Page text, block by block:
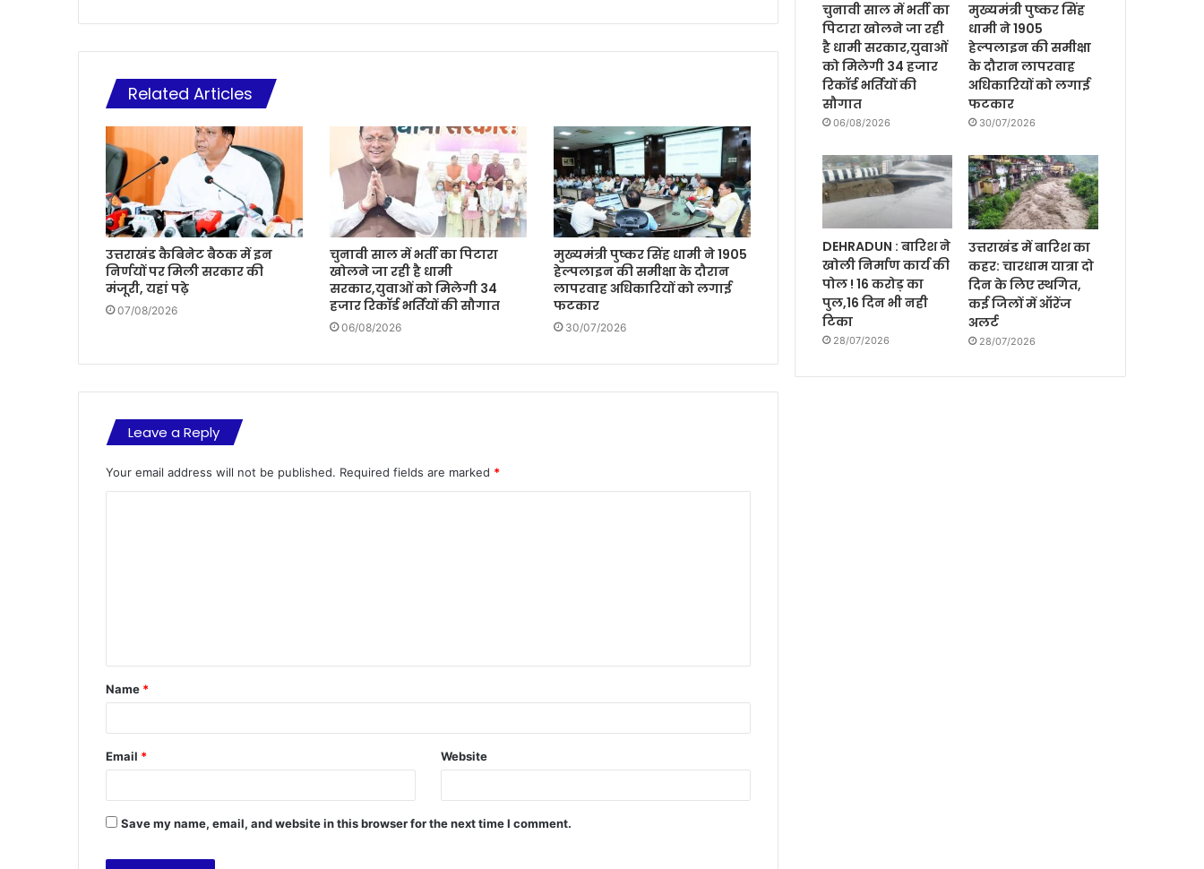
Related Articles
उत्तराखंड कैबिनेट बैठक में इन
निर्णयों पर मिली सरकार की
मंजूरी, यहां पढ़े
07/08/2026
चुनावी साल में भर्ती का पिटारा
खोलने जा रही है धामी
सरकार,युवाओं को मिलेगी 34
हजार रिकॉर्ड भर्तियों की सौगात
06/08/2026
मुख्यमंत्री पुष्कर सिंह धामी ने 1905
हेल्पलाइन की समीक्षा के दौरान
लापरवाह अधिकारियों को लगाई
फटकार
30/07/2026
Leave a Reply
Your email address will not be published. Required fields are marked *
t
*
Name *
Email * Website
Save my name, email, and website in this browser for the next time I comment.
चुनावी साल में भर्ती का
पिटारा खोलने जा रही
है धामी सरकार,युवाओं
को मिलेगी 34 हजार
रिकॉर्ड भर्तियों की
सौगात
06/08/2026
मुख्यमंत्री पुष्कर सिंह
धामी ने 1905
हेल्पलाइन की समीक्षा
के दौरान लापरवाह
अधिकारियों को लगाई
फटकार
30/07/2026
DEHRADUN : बारिश ने
खोली निर्माण कार्य की
पोल ! 16 करोड़ का
पुल,16 दिन भी नही
टिका
28/07/2026
उत्तराखंड में बारिश का
कहर: चारधाम यात्रा दो
दिन के लिए स्थगित,
कई जिलों में ऑरेंज
अलर्ट
28/07/2026